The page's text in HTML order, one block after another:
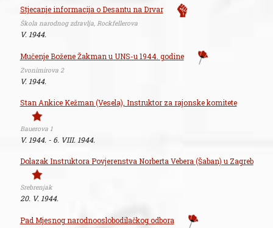
Stjecanje informacija o Desantu na Drvar
Škola narodnog zdravlja, Rockfellerova
V. 1944.
Mučenje Božene Žakman u UNS-u 1944. godine
Zvonimirova 2
V. 1944.
Stan Ankice Kežman (Vesela), Instruktor za rajonske komitete
Bauerova 1
V. 1944. - 6. VIII. 1944.
Dolazak Instruktora Povjerenstva Norberta Vebera (Šaban) u Zagreb
Srebrenjak
20. V. 1944.
Pad Mjesnog narodnooslobodilačkog odbora